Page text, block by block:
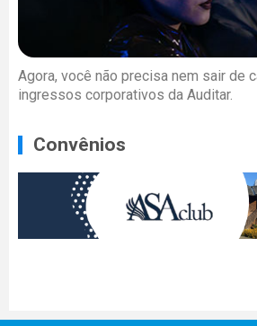
Agora, você não precisa nem sair de
ingressos corporativos da Auditar.
Convênios